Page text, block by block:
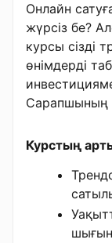
Онлайн
жүрсіз бе?
курсы сізді
өнімдерді
Сарапшының
Курстың